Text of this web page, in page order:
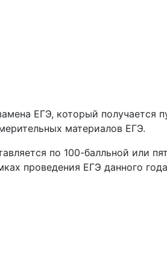
ЕГЭ, который
материалов ЕГЭ.
по 100-балльной или
проведения ЕГЭ данного